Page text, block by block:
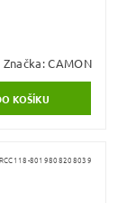
Značka:CAMON
8019808208039